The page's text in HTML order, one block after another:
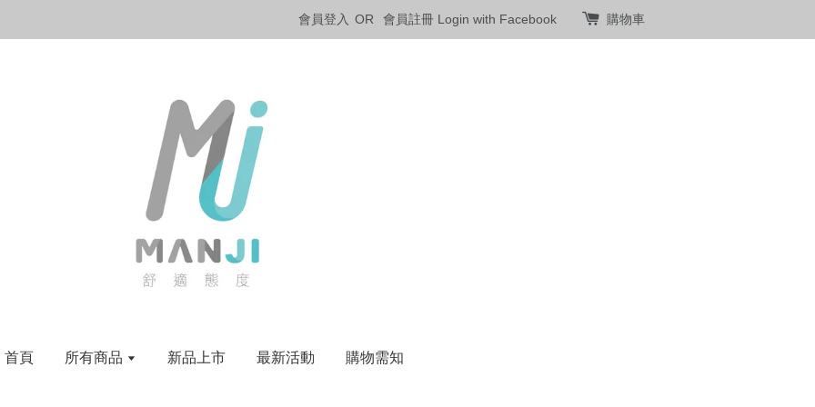
會員登入 OR 會員註冊 Login with Facebook 購物車
首頁 所有商品 新品上市 最新活動 購物需知